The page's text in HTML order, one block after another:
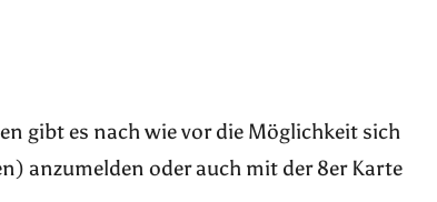
gibt es nach wie vor die Möglichkeit sich
anzumelden oder auch mit der 8er Karte